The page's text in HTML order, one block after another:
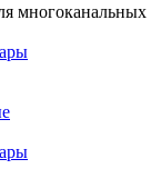
многоканальных